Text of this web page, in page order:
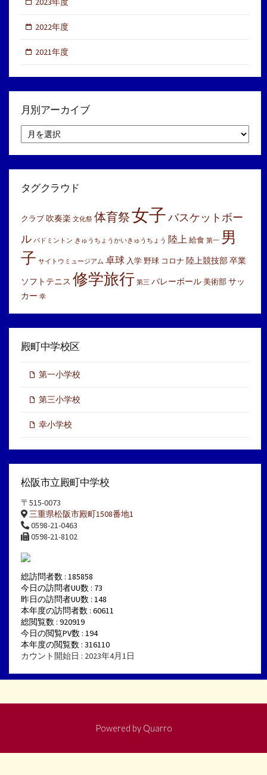
2022年度
2021年度
月別アーカイブ
別
ア
イ
タグクラウド
クラブ 吹奏楽 文化祭 体育祭女子バスケットボー
ル バドミントン きゅうちょうかいきゅうちょう 陸上 給食 第一 男
子 サイトウミュージアム 卓球 入学 野球 コロナ 陸上競技部卒業
ソフトテニス 修学旅行 第三 バレーボール 美術部 サッ
カー 幸
殿町中学校区
第一小学校
第三小学校
幸小学校
松阪市立殿町中学校
〒515-0073
三重県松阪市殿町1508番地1
0598-21-0463
0598-21-8102
総訪問者数 : 185858
今日の訪問者UU数 : 73
昨日の訪問者UU数 : 148
本年度の訪問者数 : 60611
総閲覧数 : 920919
今日の閲覧PV数 : 194
本年度の閲覧数 : 316110
カウント開始日 : 2023年4月1日
Powered by Quarro